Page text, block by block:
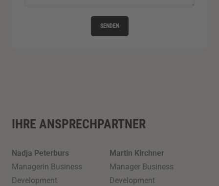
SENDEN
IHRE ANSPRECHPARTNER
Nadja Peterburs
Managerin Business
Development
Martin Kirchner
Manager Business
Development